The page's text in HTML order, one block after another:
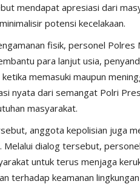
mendapat apresiasi dari
potensi kecelakaan.
fisik, personel
para lanjut usia,
memasuki maupun
nyata dari semangat Polri
masyarakat.
anggota kepolisian juga
Melalui dialog tersebut,
untuk terus menjaga
terhadap keamanan
Laksanakan Patroli
Awal...
Jan 7, 2026 247